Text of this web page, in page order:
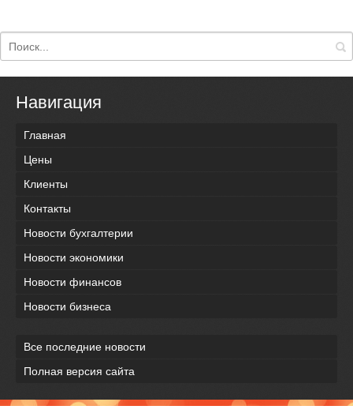
Навигация
Главная
Цены
Клиенты
Контакты
Новости бухгалтерии
Новости экономики
Новости финансов
Новости бизнеса
Все последние новости
Полная версия сайта